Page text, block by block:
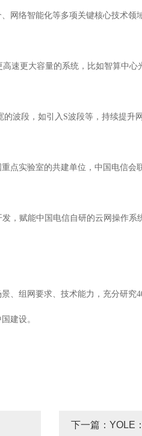
网络智能化等多项关键核心技术领
速更大容量的系统，比如智算中心
波段，如引入S波段等，持续提升
点实验室的共建单位，中国电信
，赋能中国电信自研的云网操作
组网要求、技术能力，充分研究
建设。
下一篇：YOLE